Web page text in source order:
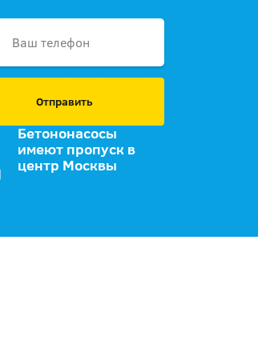
Отправить
Бетононасосы
имеют пропуск в
центр Москвы